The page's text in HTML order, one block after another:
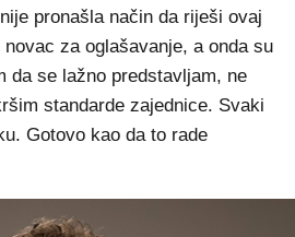
pronašla način da riješi ovaj
za oglašavanje, a onda su
da se lažno predstavljam, ne
standarde zajednice. Svaki
Gotovo kao da to rade